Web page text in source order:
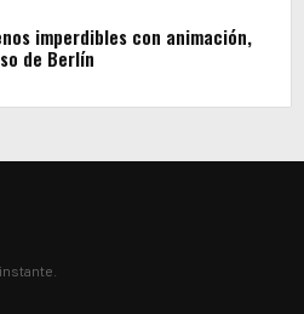
imperdibles con animación,
de Berlín